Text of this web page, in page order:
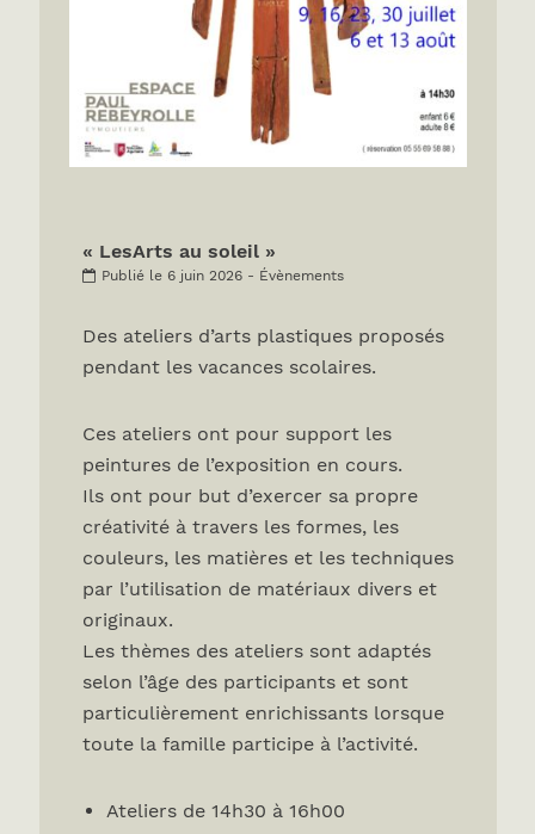
« LesArts au soleil »
Publié le 6 juin 2026 - Évènements
Des ateliers d’arts plastiques proposés
pendant les vacances scolaires.
Ces ateliers ont pour support les
peintures de l’exposition en cours.
Ils ont pour but d’exercer sa propre
créativité à travers les formes, les
couleurs, les matières et les techniques
par l’utilisation de matériaux divers et
originaux.
Les thèmes des ateliers sont adaptés
selon l’âge des participants et sont
particulièrement enrichissants lorsque
toute la famille participe à l’activité.
Ateliers de 14h30 à 16h00